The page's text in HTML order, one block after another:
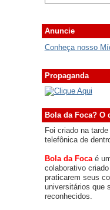
Anuncie
Conheça nosso
Propaganda
Bola da Foca? O
Foi criado na
telefônica de
Bola da Foca é
colaborativo
praticarem seus
universitários que
reconhecidos.